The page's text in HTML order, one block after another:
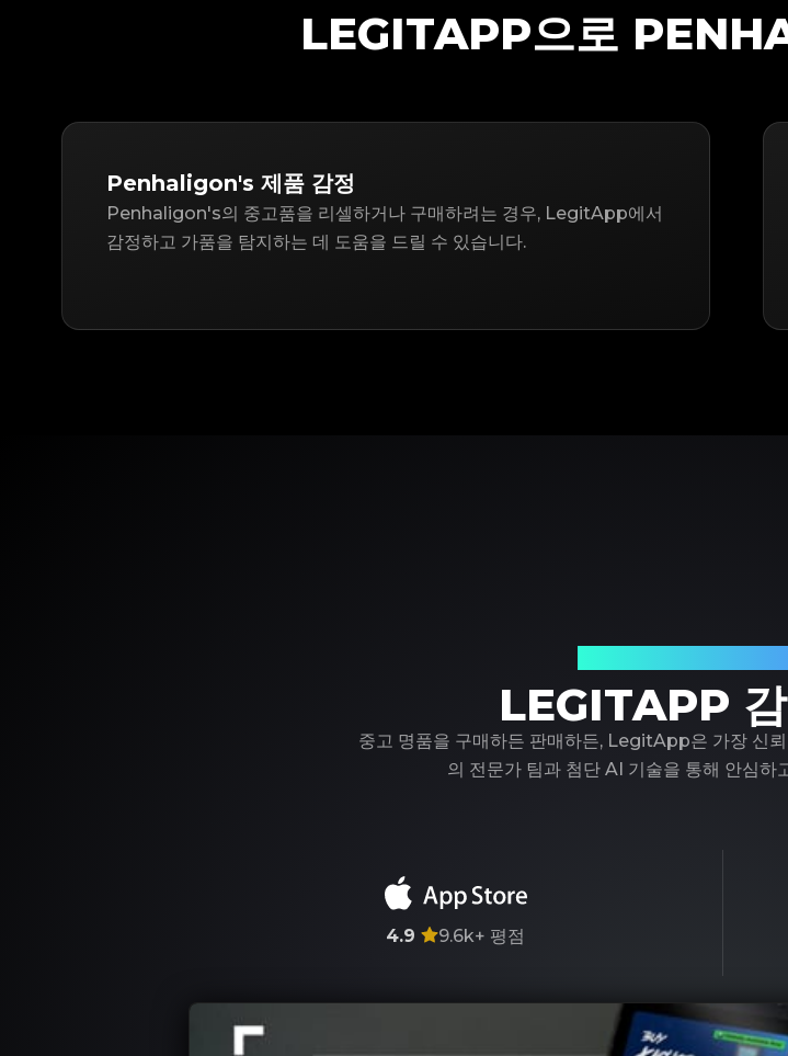
LEGITAPP으로
Penhaligon's 제품 감정
Penhaligon's의 중고품을 리셀하거나 구매하려는 경우, LegitApp에서
감정하고 가품을 탐지하는 데 도움을 드릴 수 있습니다.
LEGITAPP
중고 명품을 구매하든 판매하든, LegitApp은 가장 신
의 전문가 팀과 첨단 AI 기술을 통해 안심하
4.9 9.6k+ 평점